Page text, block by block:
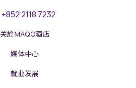
+852 2118 7232
关於MAQO酒店
媒体中心
就业发展